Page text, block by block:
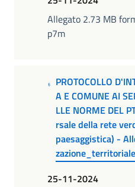
Allegato 2.73 MB
p7m
PROTOCOLLO
A E COMUNE AI
LLE NORME DEL
rsale della rete
paesaggistica) -
zazione_territoriale
25-11-2024